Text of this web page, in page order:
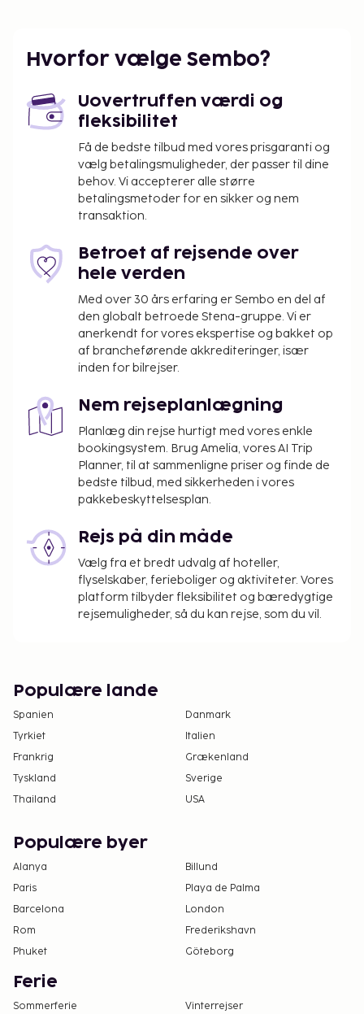
stedet.
overnatningsstedet. Gebyrer inkluderer muligvis
skatter:
Byen pålægger en skat, som opkræves på
overnatningsstedet. Skatten er sæsonbestemt
og gælder ikke nødvendigvis hele året.
Yderligere undtagelser og reduktioner kan
gælde. For yderligere oplysninger bedes du
kontaktoplysningerne angivet i
reservationsbekræftelsen.
Der pålægges en byskat: Fra den 1. november til
den 31. marts, 0.00 EUR pr. person pr. nat op til 7
nætter. Denne skat gælder ikke for børn under
Der pålægges en byskat: Fra den 1. april til den
31. oktober, 2.00 EUR pr. person pr. nat op til 7
nætter. Denne skat gælder ikke for børn under
13 år.
Gæster opkræves et skadesdepositum på 350
EUR før indtjekning.
Vi har medtaget alle gebyrer, som
Gebyr for baby-/barneseng: 3.0 EUR pr. nat
Ovenstående liste er muligvis ikke fuldstændig.
Gebyrer og depositummer inkluderer muligvis ikke
skat og kan ændres uden varsel.
Hvorfor vælge Sembo?
Uovertruffen værdi og
fleksibilitet
Få de bedste tilbud med vores prisgaranti og
vælg betalingsmuligheder, der passer til dine
behov. Vi accepterer alle større
betalingsmetoder for en sikker og nem
transaktion.
Betroet af rejsende over
hele verden
Med over 30 års erfaring er Sembo en del af
den globalt betroede Stena-gruppe. Vi er
anerkendt for vores ekspertise og bakket op
af brancheførende akkrediteringer, især
inden for bilrejser.
Nem rejseplanlægning
Planlæg din rejse hurtigt med vores enkle
bookingsystem. Brug Amelia, vores AI Trip
Planner, til at sammenligne priser og finde de
bedste tilbud, med sikkerheden i vores
pakkebeskyttelsesplan.
Rejs på din måde
Vælg fra et bredt udvalg af hoteller,
flyselskaber, ferieboliger og aktiviteter. Vores
platform tilbyder fleksibilitet og bæredygtige
rejsemuligheder, så du kan rejse, som du vil.
Populære lande
Spanien
Danmark
Tyrkiet
Italien
Frankrig
Grækenland
Tyskland
Sverige
Thailand
USA
Populære byer
Alanya
Billund
Paris
Playa de Palma
Barcelona
London
Rom
Frederikshavn
Phuket
Göteborg
Ferie
Sommerferie
Vinterrejser